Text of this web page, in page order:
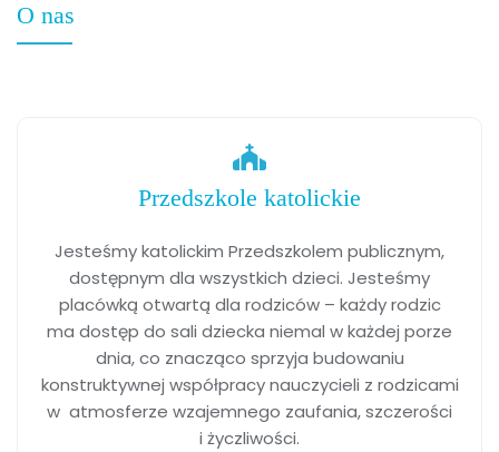
O nas
Przedszkole katolickie
Jesteśmy katolickim Przedszkolem publicznym,
dostępnym dla wszystkich dzieci. Jesteśmy
placówką otwartą dla rodziców – każdy rodzic
ma dostęp do sali dziecka niemal w każdej porze
dnia, co znacząco sprzyja budowaniu
konstruktywnej współpracy nauczycieli z rodzicami
w atmosferze wzajemnego zaufania, szczerości
i życzliwości.